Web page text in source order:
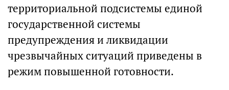
территориальной подсистемы единой
государственной системы
предупреждения и ликвидации
чрезвычайных ситуаций приведены в
режим повышенной готовности.